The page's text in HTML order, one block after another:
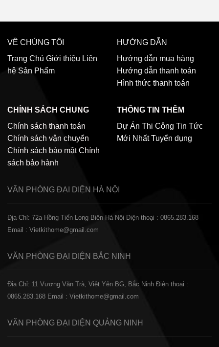
VỀ CHÚNG TÔI
Trang Chủ Giới thiệu Liên
hệ Sản Phẩm
HƯỚNG DẪN
Hướng dẫn mua hàng
Hướng dẫn thanh toán
Hình thức thanh toán
CHÍNH SÁCH CHUNG
Chính sách thanh toán
Chính sách vận chuyển
Chính sách bảo mật Chính
sách bảo hành
THÔNG TIN THÊM
Dự Án Thi Công Tin Tức
Mới Nhất Tuyển dụng
VĂN PHÒNG ĐẠI DIỆN HÀ NỘI
Địa Chỉ: 72a Hồng Tiến Long Biên Hà Nội Điện thoại : 0865.283.168
Email : Vietkithome@gmail.com
VĂN PHÒNG ĐẠI DIỆN BẮC NINH
Địa Chỉ: 11 Vương Văn Trà, Việt Yên BG, Bắc Ninh Điện thoại :
0865.283.168 Email : Vietkithome@gmail.com
VĂN PHÒNG ĐẠI DIỆN QUẢNG NINH